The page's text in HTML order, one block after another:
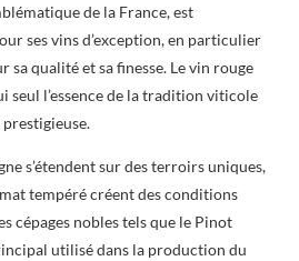
de la France, est
ses vins d’exception, en particulier
sa qualité et sa finesse. Le vin rouge
seul l’essence de la tradition viticole
s’étendent sur des terroirs uniques,
tempéré créent des conditions
cépages nobles tels que le Pinot
utilisé dans la production du